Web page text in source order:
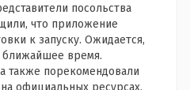
посольства
что приложение
к запуску. Ожидается,
ближайшее время.
также порекомендовали
официальных ресурсах.